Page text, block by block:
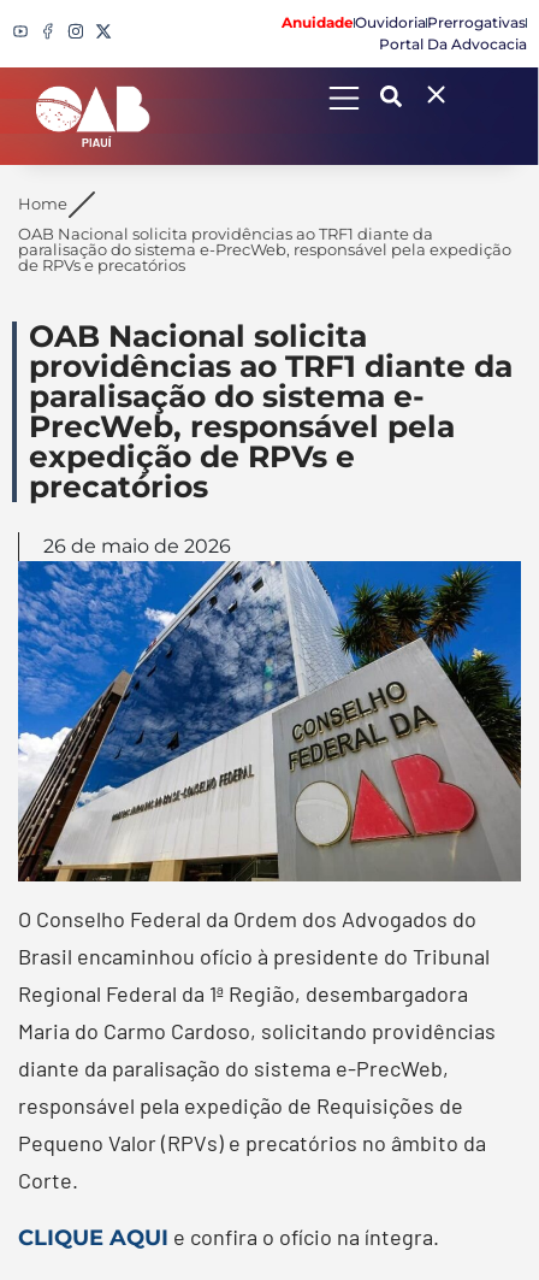
AnuidadeOuvidoriaPrerrogativas
Portal Da Advocacia
Search
Home
OAB Nacional solicita providências ao TRF1 diante da
paralisação do sistema e-PrecWeb, responsável pela expedição
de RPVs e precatórios
OAB Nacional solicita
providências ao TRF1 diante da
paralisação do sistema e-
PrecWeb, responsável pela
expedição de RPVs e
precatórios
26 de maio de 2026
O Conselho Federal da Ordem dos Advogados do
Brasil encaminhou ofício à presidente do Tribunal
Regional Federal da 1ª Região, desembargadora
Maria do Carmo Cardoso, solicitando providências
diante da paralisação do sistema e-PrecWeb,
responsável pela expedição de Requisições de
Pequeno Valor (RPVs) e precatórios no âmbito da
Corte.
CLIQUE AQUI e confira o ofício na íntegra.